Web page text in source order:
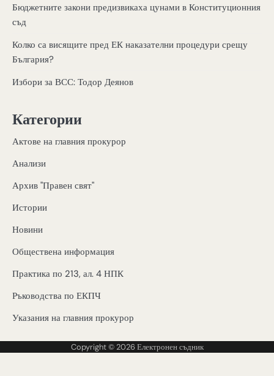
Бюджетните закони предизвикаха цунами в Конституционния
съд
Колко са висящите пред ЕК наказателни процедури срещу
България?
Избори за ВСС: Тодор Деянов
Категории
Актове на главния прокурор
Анализи
Архив "Правен свят"
Истории
Новини
Обществена информация
Практика по 213, ал. 4 НПК
Ръководства по ЕКПЧ
Указания на главния прокурор
Copyright © 2026Електронен съдник